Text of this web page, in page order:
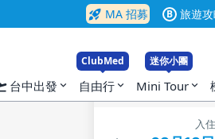
rocket_launch MA 招募 B 旅遊
台中出發 expand_more
ClubMed
自由行 expand_more
迷你小團
Mini Tour expand_more
入住